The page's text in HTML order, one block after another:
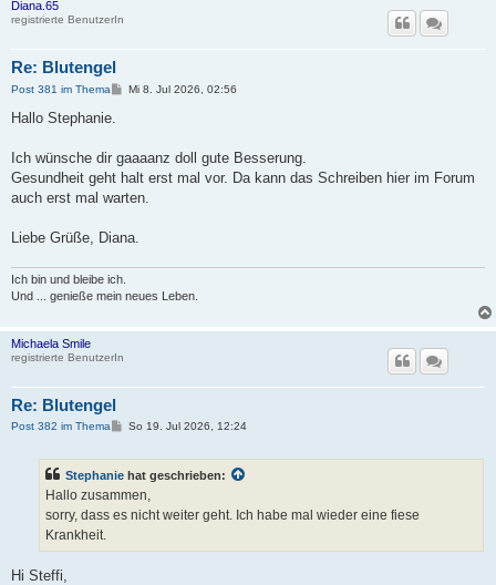
Diana.65
registrierte BenutzerIn
Re: Blutengel
Post 381 im Thema
B
a
g
Mi 8. Jul 2026, 02:56
Hallo Stephanie.
Ich wünsche dir gaaaanz doll gute Besserung.
Gesundheit geht halt erst mal vor. Da kann das Schreiben hier im Forum
auch erst mal warten.
Liebe Grüße, Diana.
Ich bin und bleibe ich.
Und ... genieße mein neues Leben.
Michaela Smile
registrierte BenutzerIn
Re: Blutengel
Post 382 im Thema
B
r
a
So 19. Jul 2026, 12:24
Stephanie hat geschrieben:
Hallo zusammen,
sorry, dass es nicht weiter geht. Ich habe mal wieder eine fiese
Krankheit.
Hi Steffi,